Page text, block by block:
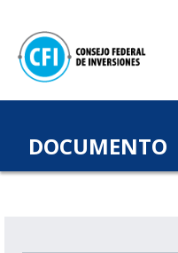
DOCUMENTO